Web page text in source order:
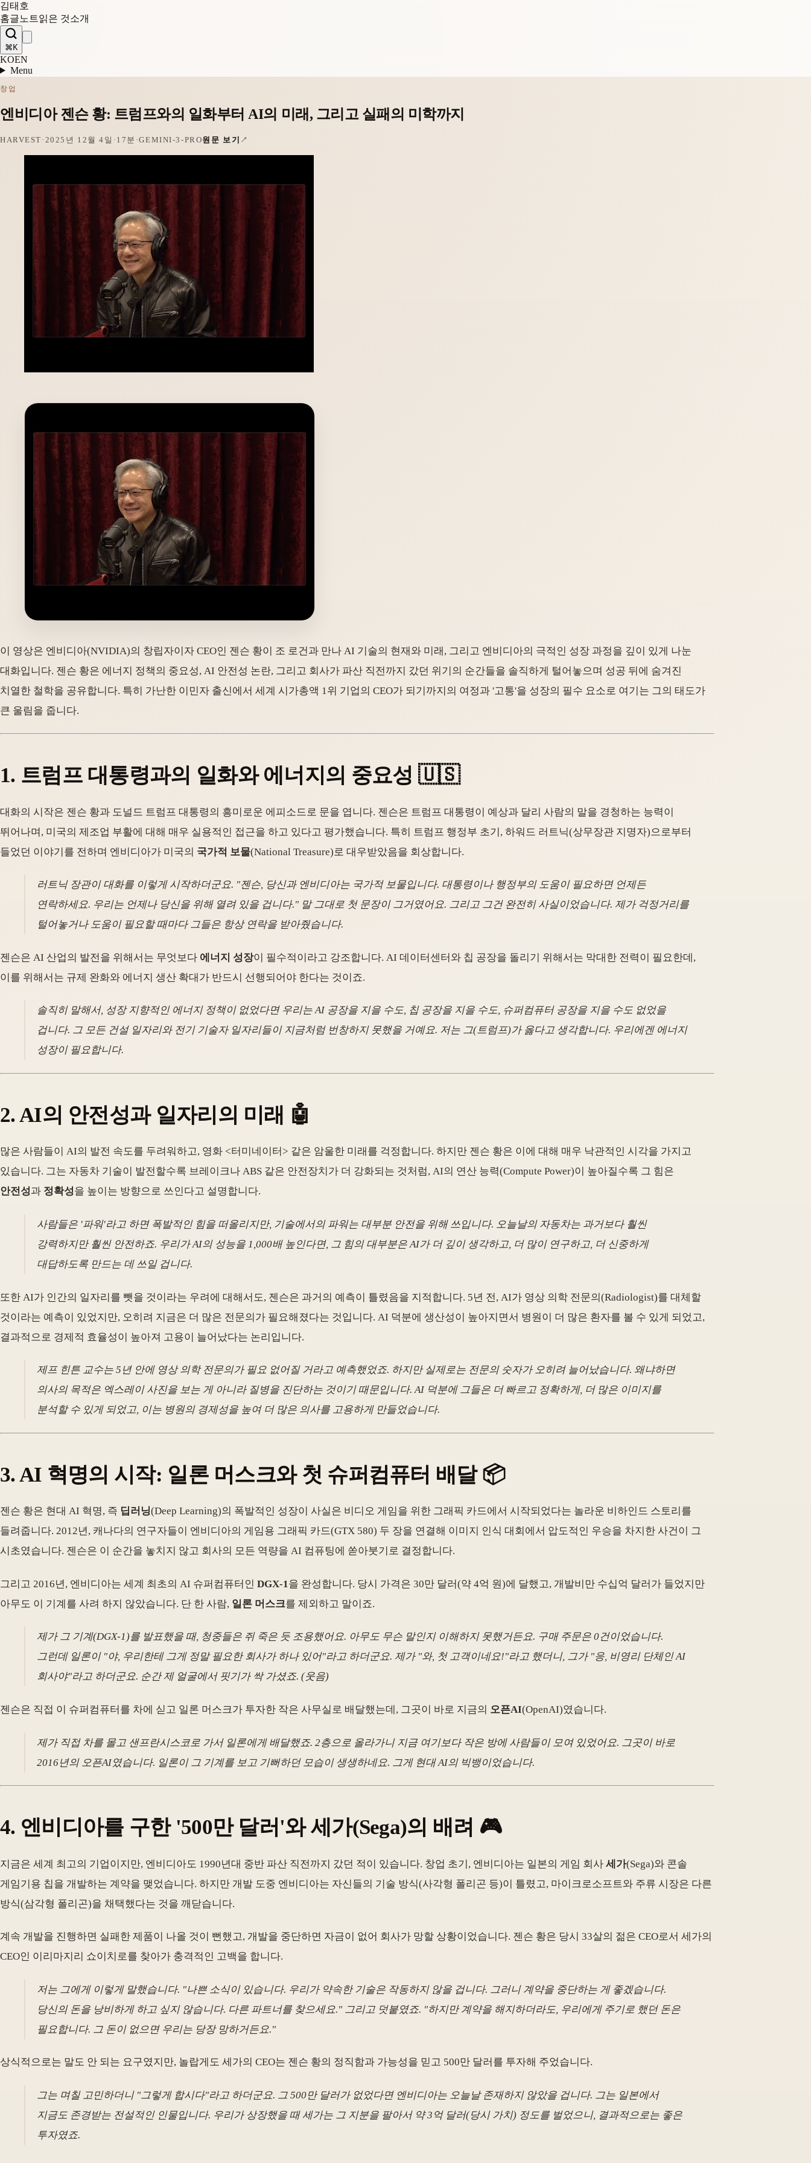
김태호
홈글 노트읽은 것소개
⌘K
KOEN
Menu
창업
엔비디아 젠슨 황: 트럼프와의 일화부터 AI의 미래, 그리고 실패의 미학까지
HARVEST · 2025년 12월 4일 · 17분 ·GEMINI-3-PRO원문 보기
이 영상은 엔비디아(NVIDIA)의 창립자이자 CEO인 젠슨 황이 조 로건과 만나 AI 기술의 현재와 미래, 그리고 엔비디아의 극적인 성장 과정을 깊이 있게 나눈
대화입니다. 젠슨 황은 에너지 정책의 중요성, AI 안전성 논란, 그리고 회사가 파산 직전까지 갔던 위기의 순간들을 솔직하게 털어놓으며 성공 뒤에 숨겨진
치열한 철학을 공유합니다. 특히 가난한 이민자 출신에서 세계 시가총액 1위 기업의 CEO가 되기까지의 여정과 '고통'을 성장의 필수 요소로 여기는 그의 태도가
큰 울림을 줍니다.
1. 트럼프 대통령과의 일화와 에너지의 중요성 🇺🇸
대화의 시작은 젠슨 황과 도널드 트럼프 대통령의 흥미로운 에피소드로 문을 엽니다. 젠슨은 트럼프 대통령이 예상과 달리 사람의 말을 경청하는 능력이
뛰어나며, 미국의 제조업 부활에 대해 매우 실용적인 접근을 하고 있다고 평가했습니다. 특히 트럼프 행정부 초기, 하워드 러트닉(상무장관 지명자)으로부터
들었던 이야기를 전하며 엔비디아가 미국의 국가적 보물(National Treasure)로 대우받았음을 회상합니다.
러트닉 장관이 대화를 이렇게 시작하더군요. "젠슨, 당신과 엔비디아는 국가적 보물입니다. 대통령이나 행정부의 도움이 필요하면 언제든
연락하세요. 우리는 언제나 당신을 위해 열려 있을 겁니다." 말 그대로 첫 문장이 그거였어요. 그리고 그건 완전히 사실이었습니다. 제가 걱정거리를
털어놓거나 도움이 필요할 때마다 그들은 항상 연락을 받아줬습니다.
젠슨은 AI 산업의 발전을 위해서는 무엇보다 에너지 성장이 필수적이라고 강조합니다. AI 데이터센터와 칩 공장을 돌리기 위해서는 막대한 전력이 필요한데,
이를 위해서는 규제 완화와 에너지 생산 확대가 반드시 선행되어야 한다는 것이죠.
솔직히 말해서, 성장 지향적인 에너지 정책이 없었다면 우리는 AI 공장을 지을 수도, 칩 공장을 지을 수도, 슈퍼컴퓨터 공장을 지을 수도 없었을
겁니다. 그 모든 건설 일자리와 전기 기술자 일자리들이 지금처럼 번창하지 못했을 거예요. 저는 그(트럼프)가 옳다고 생각합니다. 우리에겐 에너지
성장이 필요합니다.
2. AI의 안전성과 일자리의 미래 🤖
많은 사람들이 AI의 발전 속도를 두려워하고, 영화 <터미네이터> 같은 암울한 미래를 걱정합니다. 하지만 젠슨 황은 이에 대해 매우 낙관적인 시각을 가지고
있습니다. 그는 자동차 기술이 발전할수록 브레이크나 ABS 같은 안전장치가 더 강화되는 것처럼, AI의 연산 능력(Compute Power)이 높아질수록 그 힘은
안전성과 정확성을 높이는 방향으로 쓰인다고 설명합니다.
사람들은 '파워'라고 하면 폭발적인 힘을 떠올리지만, 기술에서의 파워는 대부분 안전을 위해 쓰입니다. 오늘날의 자동차는 과거보다 훨씬
강력하지만 훨씬 안전하죠. 우리가 AI의 성능을 1,000배 높인다면, 그 힘의 대부분은 AI가 더 깊이 생각하고, 더 많이 연구하고, 더 신중하게
대답하도록 만드는 데 쓰일 겁니다.
또한 AI가 인간의 일자리를 뺏을 것이라는 우려에 대해서도, 젠슨은 과거의 예측이 틀렸음을 지적합니다. 5년 전, AI가 영상 의학 전문의(Radiologist)를 대체할
것이라는 예측이 있었지만, 오히려 지금은 더 많은 전문의가 필요해졌다는 것입니다. AI 덕분에 생산성이 높아지면서 병원이 더 많은 환자를 볼 수 있게 되었고,
결과적으로 경제적 효율성이 높아져 고용이 늘어났다는 논리입니다.
제프 힌튼 교수는 5년 안에 영상 의학 전문의가 필요 없어질 거라고 예측했었죠. 하지만 실제로는 전문의 숫자가 오히려 늘어났습니다. 왜냐하면
의사의 목적은 엑스레이 사진을 보는 게 아니라 질병을 진단하는 것이기 때문입니다. AI 덕분에 그들은 더 빠르고 정확하게, 더 많은 이미지를
분석할 수 있게 되었고, 이는 병원의 경제성을 높여 더 많은 의사를 고용하게 만들었습니다.
3. AI 혁명의 시작: 일론 머스크와 첫 슈퍼컴퓨터 배달 📦
젠슨 황은 현대 AI 혁명, 즉 딥러닝(Deep Learning)의 폭발적인 성장이 사실은 비디오 게임을 위한 그래픽 카드에서 시작되었다는 놀라운 비하인드 스토리를
들려줍니다. 2012년, 캐나다의 연구자들이 엔비디아의 게임용 그래픽 카드(GTX 580) 두 장을 연결해 이미지 인식 대회에서 압도적인 우승을 차지한 사건이 그
시초였습니다. 젠슨은 이 순간을 놓치지 않고 회사의 모든 역량을 AI 컴퓨팅에 쏟아붓기로 결정합니다.
그리고 2016년, 엔비디아는 세계 최초의 AI 슈퍼컴퓨터인 DGX-1 을 완성합니다. 당시 가격은 30만 달러(약 4억 원)에 달했고, 개발비만 수십억 달러가 들었지만
아무도 이 기계를 사려 하지 않았습니다. 단 한 사람, 일론 머스크를 제외하고 말이죠.
제가 그 기계(DGX-1)를 발표했을 때, 청중들은 쥐 죽은 듯 조용했어요. 아무도 무슨 말인지 이해하지 못했거든요. 구매 주문은 0건이었습니다.
그런데 일론이 "야, 우리한테 그게 정말 필요한 회사가 하나 있어"라고 하더군요. 제가 "와, 첫 고객이네요!"라고 했더니, 그가 "응, 비영리 단체인 AI
회사야"라고 하더군요. 순간 제 얼굴에서 핏기가 싹 가셨죠. (웃음)
젠슨은 직접 이 슈퍼컴퓨터를 차에 싣고 일론 머스크가 투자한 작은 사무실로 배달했는데, 그곳이 바로 지금의 오픈AI(OpenAI)였습니다.
제가 직접 차를 몰고 샌프란시스코로 가서 일론에게 배달했죠. 2층으로 올라가니 지금 여기보다 작은 방에 사람들이 모여 있었어요. 그곳이 바로
2016년의 오픈AI였습니다. 일론이 그 기계를 보고 기뻐하던 모습이 생생하네요. 그게 현대 AI의 빅뱅이었습니다.
4. 엔비디아를 구한 '500만 달러'와 세가(Sega)의 배려 🎮
지금은 세계 최고의 기업이지만, 엔비디아도 1990년대 중반 파산 직전까지 갔던 적이 있습니다. 창업 초기, 엔비디아는 일본의 게임 회사 세가(Sega)와 콘솔
게임기용 칩을 개발하는 계약을 맺었습니다. 하지만 개발 도중 엔비디아는 자신들의 기술 방식(사각형 폴리곤 등)이 틀렸고, 마이크로소프트와 주류 시장은 다른
방식(삼각형 폴리곤)을 채택했다는 것을 깨닫습니다.
계속 개발을 진행하면 실패한 제품이 나올 것이 뻔했고, 개발을 중단하면 자금이 없어 회사가 망할 상황이었습니다. 젠슨 황은 당시 33살의 젊은 CEO로서 세가의
CEO인 이리마지리 쇼이치로를 찾아가 충격적인 고백을 합니다.
저는 그에게 이렇게 말했습니다. "나쁜 소식이 있습니다. 우리가 약속한 기술은 작동하지 않을 겁니다. 그러니 계약을 중단하는 게 좋겠습니다.
당신의 돈을 낭비하게 하고 싶지 않습니다. 다른 파트너를 찾으세요." 그리고 덧붙였죠. "하지만 계약을 해지하더라도, 우리에게 주기로 했던 돈은
필요합니다. 그 돈이 없으면 우리는 당장 망하거든요."
상식적으로는 말도 안 되는 요구였지만, 놀랍게도 세가의 CEO는 젠슨 황의 정직함과 가능성을 믿고 500만 달러를 투자해 주었습니다.
그는 며칠 고민하더니 "그렇게 합시다"라고 하더군요. 그 500만 달러가 없었다면 엔비디아는 오늘날 존재하지 않았을 겁니다. 그는 일본에서
지금도 존경받는 전설적인 인물입니다. 우리가 상장했을 때 세가는 그 지분을 팔아서 약 3억 달러(당시 가치) 정도를 벌었으니, 결과적으로는 좋은
투자였죠.